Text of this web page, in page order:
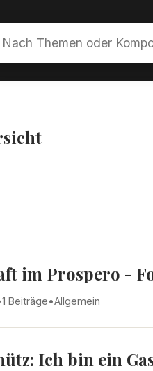
im Prospero -
1 Beiträge•Allgemein
Ich bin ein